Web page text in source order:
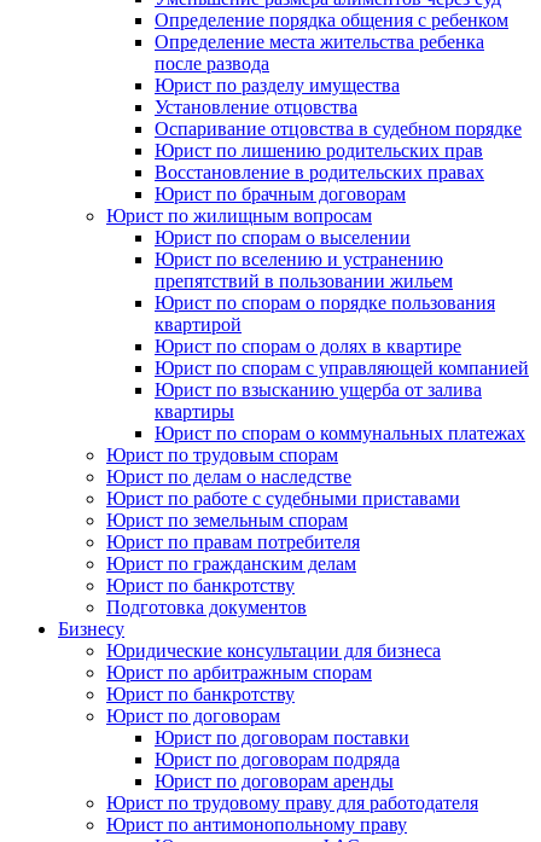
Определение порядка общения с ребенком
Определение места жительства ребенка
после развода
Юрист по разделу имущества
Установление отцовства
Оспаривание отцовства в судебном порядке
Юрист по лишению родительских прав
Восстановление в родительских правах
Юрист по брачным договорам
Юрист по жилищным вопросам
Юрист по спорам о выселении
Юрист по вселению и устранению
препятствий в пользовании жильем
Юрист по спорам о порядке пользования
квартирой
Юрист по спорам о долях в квартире
Юрист по спорам с управляющей компанией
Юрист по взысканию ущерба от залива
квартиры
Юрист по спорам о коммунальных платежах
Юрист по трудовым спорам
Юрист по делам о наследстве
Юрист по работе с судебными приставами
Юрист по земельным спорам
Юрист по правам потребителя
Юрист по гражданским делам
Юрист по банкротству
Подготовка документов
Бизнесу
Юридические консультации для бизнеса
Юрист по арбитражным спорам
Юрист по банкротству
Юрист по договорам
Юрист по договорам поставки
Юрист по договорам подряда
Юрист по договорам аренды
Юрист по трудовому праву для работодателя
Юрист по антимонопольному праву